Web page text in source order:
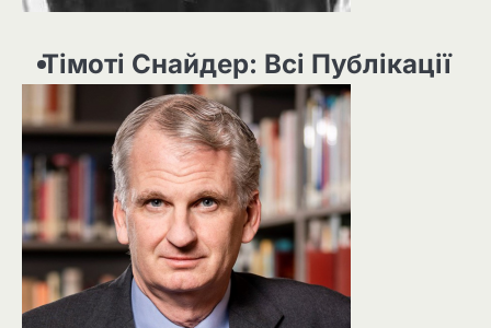
Тімоті Снайдер: Всі Публікації